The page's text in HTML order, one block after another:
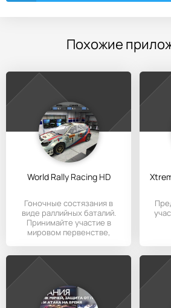
Похожие
World Rally Racing HD
Гоночные состязания в
виде раллийных баталий.
Принимайте участие в
мировом первенстве,